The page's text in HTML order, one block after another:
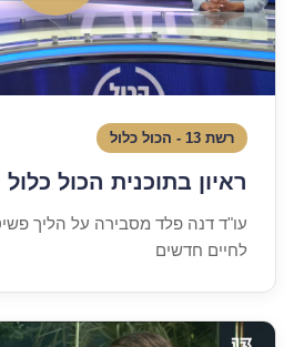
רשת 13 - הכול כלול
ראיון בתוכנית הכול כלול
עו"ד דנה פלד מסבירה על הליך
לחיים חדשים